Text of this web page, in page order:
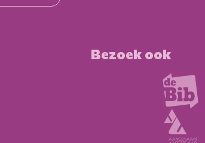
Bezoek ook
Gemeente Aartselaar